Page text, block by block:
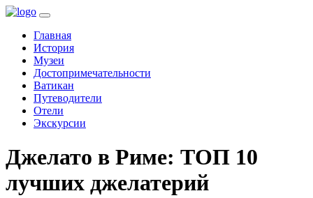
Главная(current)
История
Музеи
Достопримечательности
Ватикан
Путеводители
Отели
Экскурсии
Джелато в Риме: ТОП 10
лучших джелатерий